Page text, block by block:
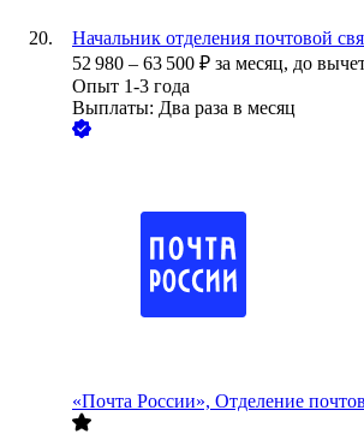
Начальник отделения почтовой
52 980 – 63 500 ₽ за месяц, до
Опыт 1-3 года
Выплаты: Два раза в месяц
«Почта России», Отделение